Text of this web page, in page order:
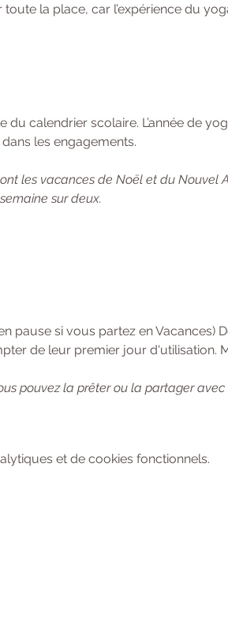
la place, car l’expérience du
calendrier scolaire. L’année de
les engagements.
les vacances de Noël et du Nouvel
sur deux.
pause si vous partez en Vacances)
de leur premier jour d'utilisation.
pouvez la prêter ou la partager avec
et de cookies fonctionnels.